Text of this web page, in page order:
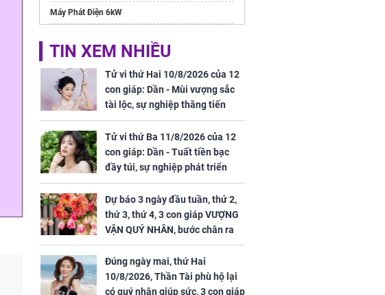
Máy Phát Điện 6kW
Tìm hiểuTikTok Coin là gì chi tiết
TIN XEM NHIỀU
Tử vi thứ Hai 10/8/2026 của 12
con giáp: Dần - Mùi vượng sắc
tài lộc, sự nghiệp thăng tiến
vượt bậc, Mão - Tỵ công việc
trắc trở, tiền bạc thiếu trước hụt
sau
Tử vi thứ Ba 11/8/2026 của 12
con giáp: Dần - Tuất tiền bạc
đầy túi, sự nghiệp phát triển
hưng thịnh, Mão - Thân tài lộc
ảm đạm, mọi sự khó thành công
mỹ mãn
Dự báo 3 ngày đầu tuần, thứ 2,
thứ 3, thứ 4, 3 con giáp VƯỢNG
VẬN QUÝ NHÂN, bước chân ra
đường có tiền, bước chân về
nhà ngập vàng, sung sướng như
Tiên
Đúng ngày mai, thứ Hai
10/8/2026, Thần Tài phù hộ lại
có quý nhân giúp sức, 3 con giáp